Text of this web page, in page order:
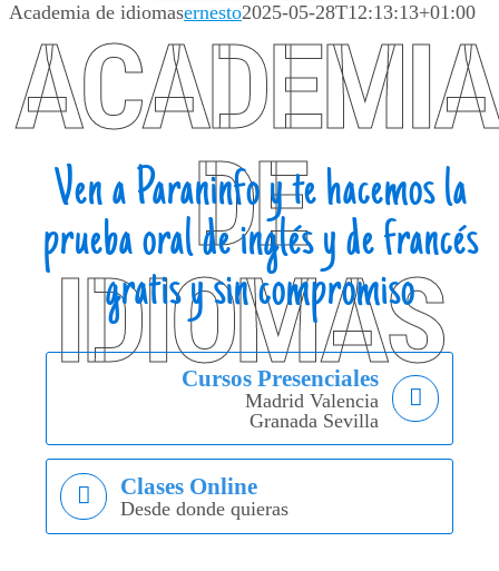
Academia de idiomasernesto2025-05-28T12:13:13+01:00
ACADEMIA
DE
IDIOMAS
Ven a Paraninfo y te hacemos la
prueba oral de inglés y de francés
gratisysin compromiso
Cursos Presenciales
Madrid Valencia
Granada Sevilla
Clases Online
Desde donde quieras